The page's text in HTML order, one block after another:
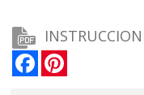
Facebook